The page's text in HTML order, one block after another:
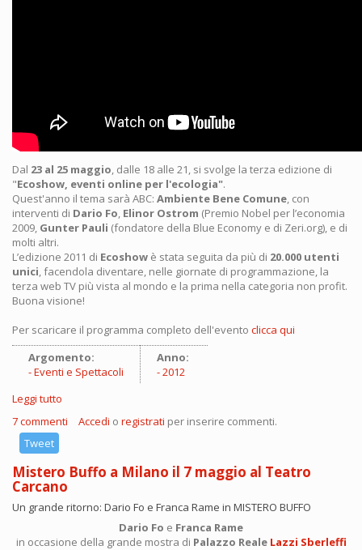
Dal 23 al 25 maggio, dalle 18 alle 21, si svolge la terza edizione di
"Ecoshow, eventi online per l'ecologia".
Quest'anno il tema sarà ABC: Ambiente Bene Comune, con
interventi di Dario Fo, Elinor Ostrom (Premio Nobel per l’economia
2009, Gunter Pauli (fondatore della Blue Economy e di Zeri.org), e di
molti altri.
L’edizione 2011 di Ecoshow è stata seguita da più di 20.000 utenti
unici, facendola diventare, nelle giornate di programmazione, la
terza web TV più vista al mondo e la prima nella categoria non profit.
Buona visione!
Per scaricare il programma completo dell'evento clicca qui
Argomento:
Eventi e Spettacoli
Anno:
2012
Leggi tutto
7 commenti
Accedi o registrati per inserire commenti.
Tweet
Mistero Buffo a Milano il 7 maggio al Teatro
Carcano
Un grande ritorno: Dario Fo e Franca Rame in MISTERO BUFFO
Dario Fo e Franca Rame
in occasione della grande mostra di Palazzo Reale Lazzi Sberleffi